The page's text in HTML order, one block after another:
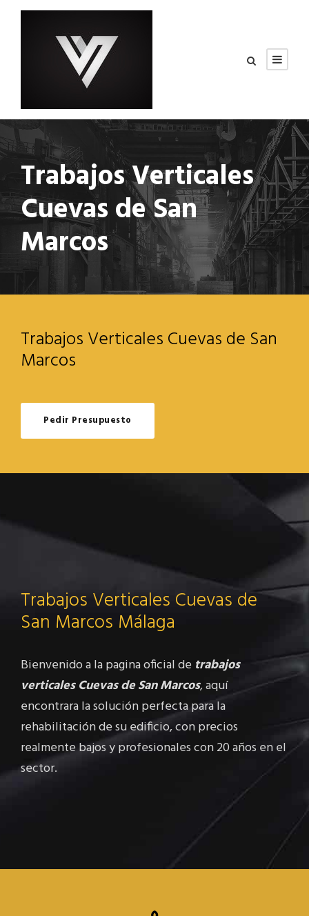
Trabajos Verticales
Cuevas de San
Marcos
Trabajos Verticales Cuevas de San
Marcos
Pedir Presupuesto
Trabajos Verticales Cuevas de
San Marcos Málaga
Bienvenido a la pagina oficial de trabajos
verticales Cuevas de San Marcos, aquí
encontrara la solución perfecta para la
rehabilitación de su edificio, con precios
realmente bajos y profesionales con 20 años en el
sector.